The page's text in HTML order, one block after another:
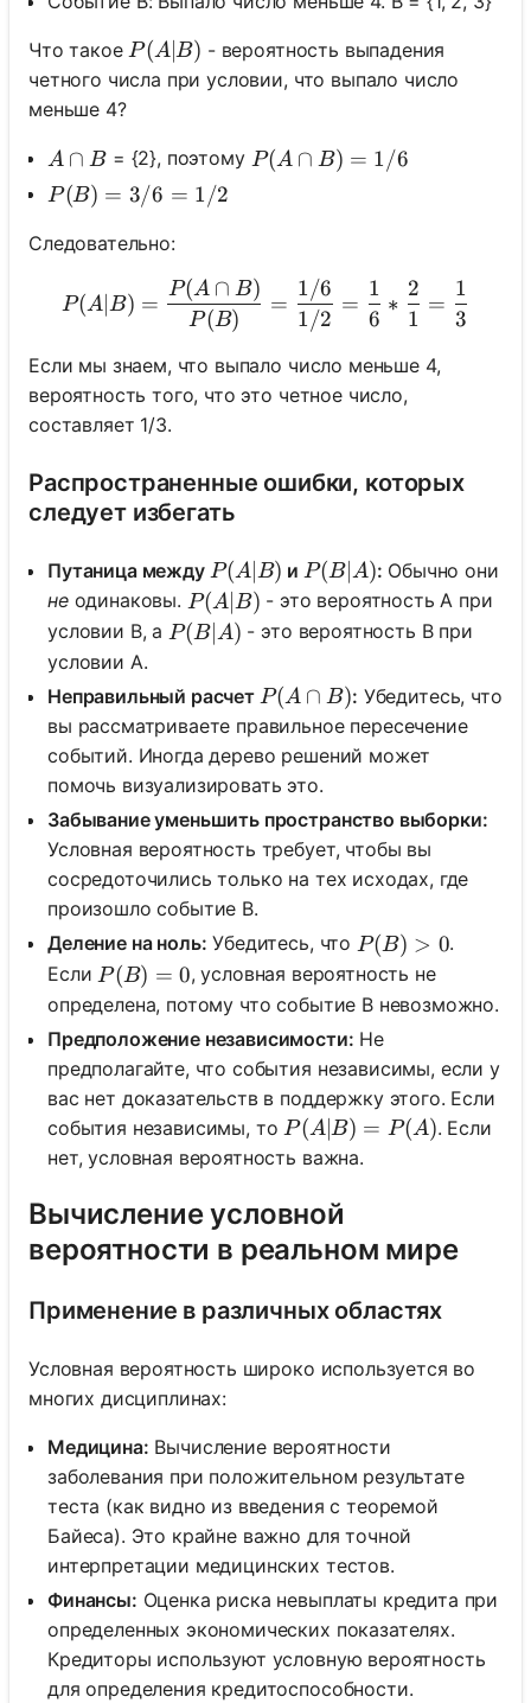
Что такое P(A|B)
P(A∣B) - вероятность выпадения
четного числа при условии, что выпало число
меньше 4?
A \cap B
A ∩ B = {2}, поэтому P(A \cap B) = 1/6
P(A ∩ B) = 1/6
P(B) = 3/6 = 1/2
P(B) = 3/6 = 1/2
Следовательно:
P(A|B) = \frac{P(A
P(A∣B) =
P(B)
P(A ∩ B)
=
1/2
1/6
=
6
1
∗
1
2
=
3
1
Если мы знаем, что выпало число меньше 4,
вероятность того, что это четное число,
составляет 1/3.
Распространенные ошибки, которых
следует избегать
Путаница между P(A|B)
P(A∣ B) и P(B|A)
P(B A): Обычно они
неодинаковы. P(A|B)
P(A B) - это вероятность A при
условии B, а P(B|A)
P(B A) - это вероятность B при
условии A.
Неправильный расчет P(A \cap B)
P(A ∩ B): Убедитесь, что
вы рассматриваете правильное пересечение
событий. Иногда дерево решений может
помочь визуализировать это.
Забывание уменьшить пространство выборки:
Условная вероятность требует, чтобы вы
сосредоточились только на тех исходах, где
произошло событие B.
Деление на ноль: Убедитесь, что P(B) > 0
P(B) > 0.
Если P(B) = 0
P(B) = 0, условная вероятность не
определена, потому что событие B невозможно.
Предположение независимости: Не
предполагайте, что события независимы, если у
вас нет доказательств в поддержку этого. Если
события независимы, то P(A|B) = P(A)
P(A∣B) = P(A). Если
нет, условная вероятность важна.
Вычисление условной
вероятности в реальном мире
Применение в различных областях
Условная вероятность широко используется во
многих дисциплинах:
Медицина: Вычисление вероятности
заболевания при положительном результате
теста (как видно из введения с теоремой
Байеса). Это крайне важно для точной
интерпретации медицинских тестов.
Финансы: Оценка риска невыплаты кредита при
определенных экономических показателях.
Кредиторы используют условную вероятность
для определения кредитоспособности.